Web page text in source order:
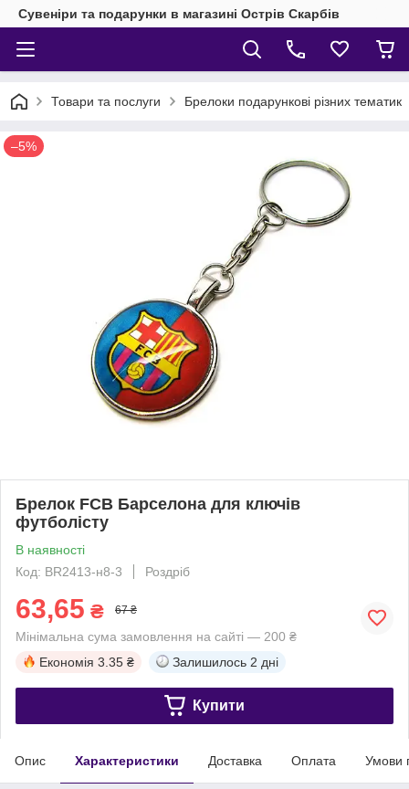
Сувеніри та подарунки в магазині Острів Скарбів
Товари та послуги Брелоки подарункові різних тематик
–5%
Брелок FCB Барселона для ключів
футболісту
В наявності
Код: BR2413-н8-3
Роздріб
63,65 ₴ 67 ₴
Мінімальна сума замовлення на сайті — 200 ₴
Економія 3.35 ₴ Залишилось 2 дні
Купити
Опис Характеристики Доставка Оплата Умови